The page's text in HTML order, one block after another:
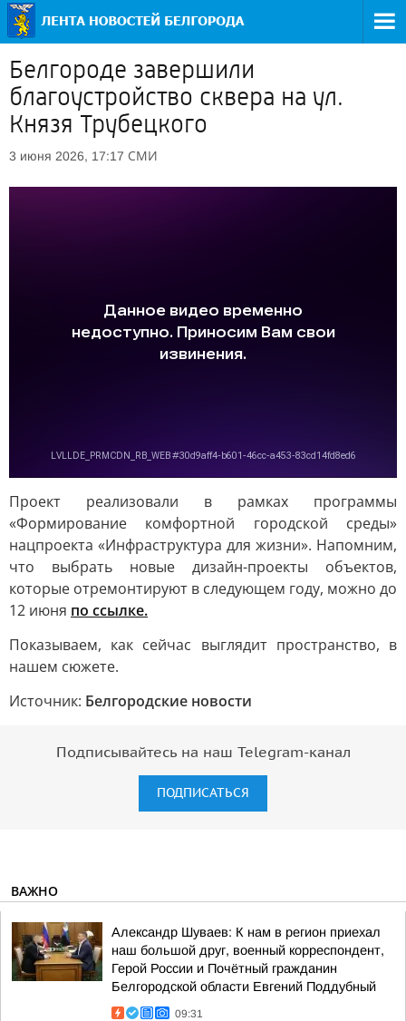
Белгороде завершили
благоустройство сквера на ул.
Князя Трубецкого
3 июня 2026, 17:17 СМИ
Проект реализовали в рамках программы
«Формирование комфортной городской среды»
нацпроекта «Инфраструктура для жизни». Напомним,
что выбрать новые дизайн-проекты объектов,
которые отремонтируют в следующем году, можно до
12 июня по ссылке.
Показываем, как сейчас выглядит пространство, в
нашем сюжете.
Источник: Белгородские новости
Подписывайтесь на наш Telegram-канал
ПОДПИСАТЬСЯ
ВАЖНО
Александр Шуваев: К нам в регион приехал
наш большой друг, военный корреспондент,
Герой России и Почётный гражданин
Белгородской области Евгений Поддубный
09:31